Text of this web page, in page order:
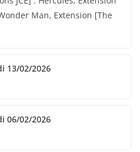
Man, Extension [The
13/02/2026
06/02/2026